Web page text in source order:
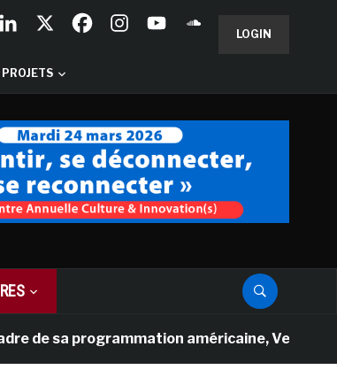
LOGIN
sa programmation américaine, Versailles